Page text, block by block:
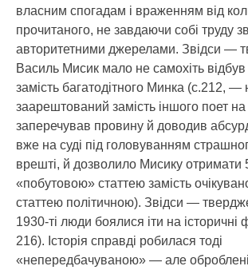
власним спогадам і враженням від
прочитаного, не завдаючи собі труду
авторитетними джерелами. Звідси —
Василь Мисик мало не самохіть
замість багатодітного Минка (с.212, —
заарештований замість іншого поет
заперечував провину й доводив
вже на суді під головуванням
врешті, й дозволило Мисику отримати
«побутовою» статтею замість
статтею політичною). Звідси —
1930-ті люди боялися іти на історичні
216). Історія справді робилася тоді
«непередбачуваною» — але